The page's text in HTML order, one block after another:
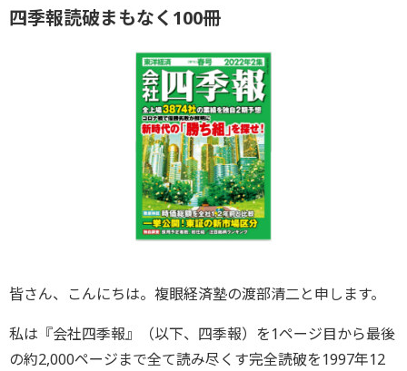
四季報読破まもなく100冊
皆さん、こんにちは。複眼経済塾の渡部清二と申します。
私は『会社四季報』（以下、四季報）を1ページ目から最後
の約2,000ページまで全て読み尽くす完全読破を1997年12